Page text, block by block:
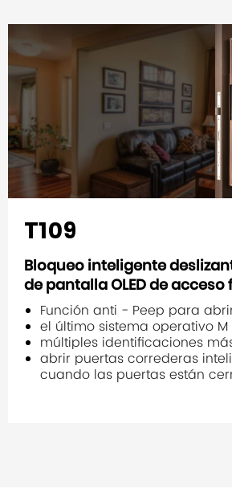
T109
Bloqueo inteligente
de pantalla OLED de
Función anti - Peep para
el último sistema operativo M
múltiples identificaciones
abrir puertas correderas
cuando las puertas están